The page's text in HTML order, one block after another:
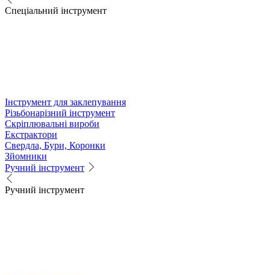
Спеціальний інструмент
Інструмент для заклепування
Різьбонарізний інструмент
Скріплювальні вироби
Екстрактори
Свердла, Бури, Коронки
Зйомники
Ручний інструмент
Ручний інструмент